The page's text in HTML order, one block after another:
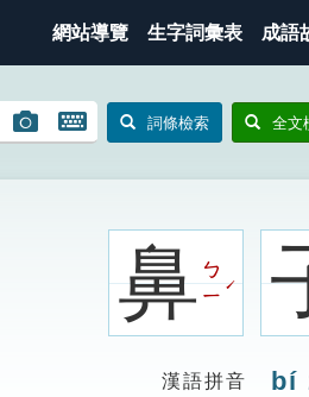
網站導覽 生字詞彙表 成語
圖
搜
開
鍵
詞條檢索 全文
鼻ㄅ
ㄧ
ˊ
漢語拼音 bí